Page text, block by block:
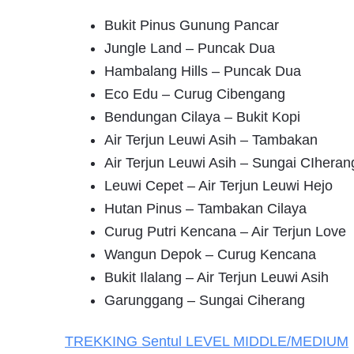
Bukit Pinus Gunung Pancar
Jungle Land – Puncak Dua
Hambalang Hills – Puncak Dua
Eco Edu – Curug Cibengang
Bendungan Cilaya – Bukit Kopi
Air Terjun Leuwi Asih – Tambakan
Air Terjun Leuwi Asih – Sungai
Leuwi Cepet – Air Terjun Leuwi Hejo
Hutan Pinus – Tambakan Cilaya
Curug Putri Kencana – Air Terjun Love
Wangun Depok – Curug Kencana
Bukit Ilalang – Air Terjun Leuwi Asih
Garunggang – Sungai Ciherang
TREKKING Sentul LEVEL MIDDLE/MEDIUM